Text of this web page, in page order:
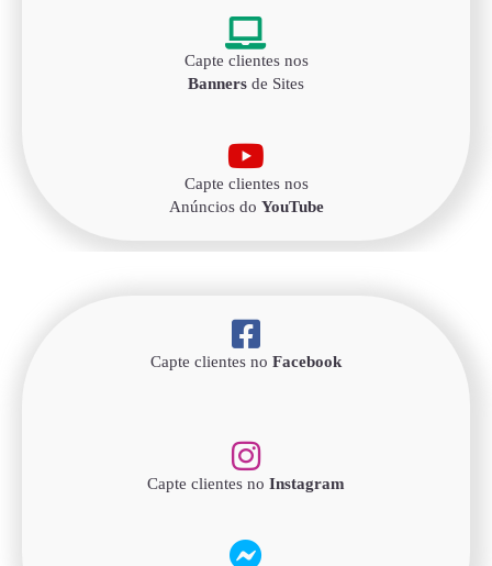
Capte clientes nos
Banners de Sites
Capte clientes nos
Anúncios do YouTube
Capte clientes no Facebook
Capte clientes no Instagram